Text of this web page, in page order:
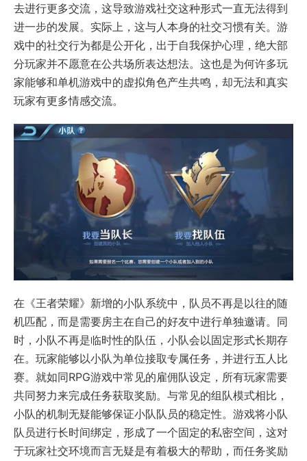
去进行更多交流，这导致游戏社交这种形式一直无法得到
进一步的发展。实际上，这与人本身的社交习惯有关。游
戏中的社交行为都是公开化，出于自我保护心理，绝大部
分玩家并不愿意在公共场所表达想法。这也是为何许多玩
家能够和单机游戏中的虚拟角色产生共鸣，却无法和真实
玩家有更多情感交流。
在《王者荣耀》新增的小队系统中，队员不再是以往的随
机匹配，而是需要房主在自己的好友中进行单独邀请。同
时，小队不再是临时性的队伍，小队会以固定形式长期存
在。玩家能够以小队为单位接取专属任务，并进行五人比
赛。就如同RPG游戏中常见的雇佣队设定，所有玩家需要
共同努力来完成任务获取奖励。与常见的组队模式相比，
小队的机制无疑能够保证小队队员的稳定性。游戏将小队
队员进行长时间绑定，形成了一个固定的私密空间，这对
于玩家社交环境而言无疑是有着极大的帮助，而任务奖励